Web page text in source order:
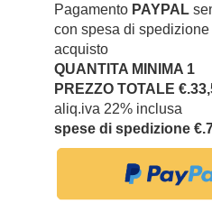
Pagamento PAYPAL
con spesa di
acquisto
QUANTITA MINIMA 1
PREZZO TOTALE
aliq.iva 22% inclusa
spese di spedizione